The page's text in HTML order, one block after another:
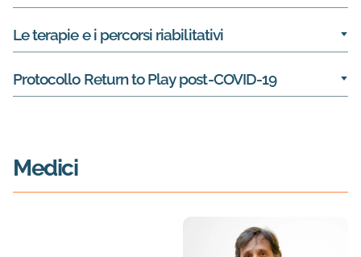
Le terapie e i percorsi riabilitativi
Protocollo Return to Play post-COVID-19
Medici